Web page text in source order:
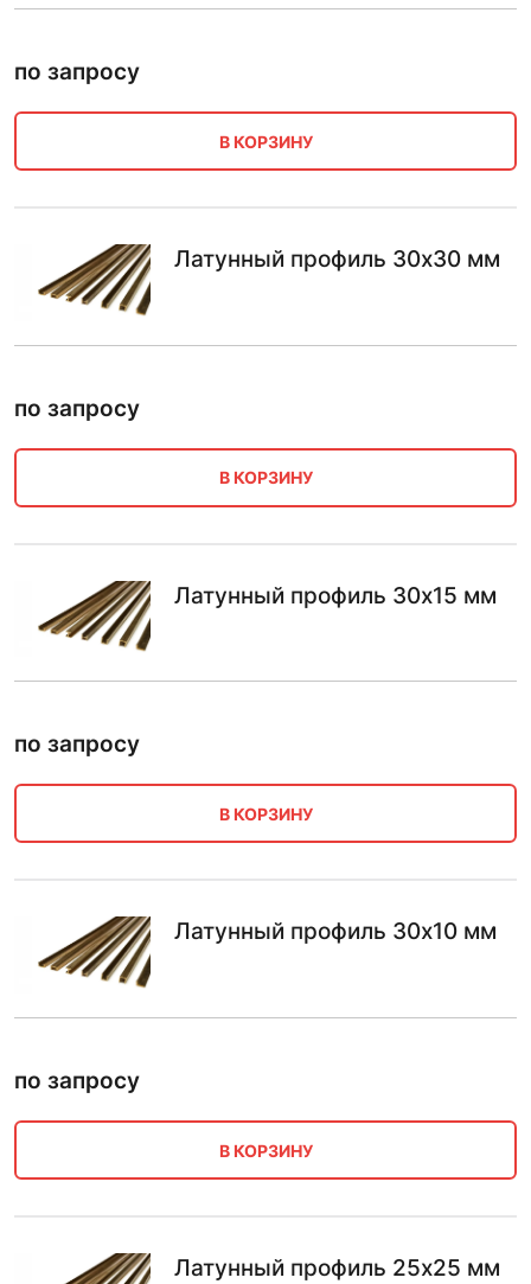
по запросу
В КОРЗИНУ
Латунный профиль 30х30 мм
по запросу
В КОРЗИНУ
Латунный профиль 30х15 мм
по запросу
В КОРЗИНУ
Латунный профиль 30х10 мм
по запросу
В КОРЗИНУ
Латунный профиль 25х25 мм